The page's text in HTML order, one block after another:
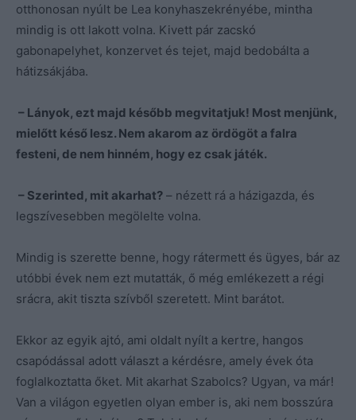
otthonosan nyúlt be Lea konyhaszekrényébe, mintha
mindig is ott lakott volna. Kivett pár zacskó
gabonapelyhet, konzervet és tejet, majd bedobálta a
hátizsákjába.
– Lányok, ezt majd később megvitatjuk! Most menjünk,
mielőtt késő lesz. Nem akarom az ördögöt a falra
festeni, de nem hinném, hogy ez csak játék.
– Szerinted, mit akarhat? – nézett rá a házigazda, és
legszívesebben megölelte volna.
Mindig is szerette benne, hogy rátermett és ügyes, bár az
utóbbi évek nem ezt mutatták, ő még emlékezett a régi
srácra, akit tiszta szívből szeretett. Mint barátot.
Ekkor az egyik ajtó, ami oldalt nyílt a kertre, hangos
csapódással adott választ a kérdésre, amely évek óta
foglalkoztatta őket. Mit akarhat Szabolcs? Ugyan, va már!
Van a világon egyetlen olyan ember is, aki nem bosszúra